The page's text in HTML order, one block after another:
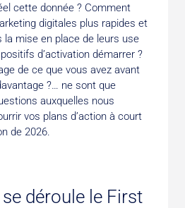
cette donnée ? Comment
digitales plus rapides et
la mise en place de leurs use
d’activation démarrer ?
de ce que vous avez avant
?… ne sont que
auxquelles nous
vos plans d’action à court
de 2026.
déroule le First